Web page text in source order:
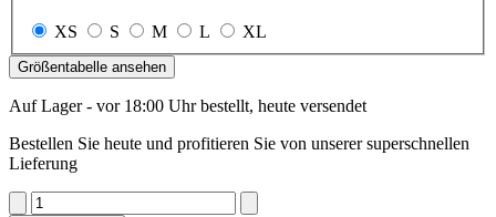
XS S M L XL
Größentabelle ansehen
Auf Lager - vor 18:00 Uhr bestellt, heute versendet
Bestellen Sie heute und profitieren Sie von unserer superschnellen
Lieferung